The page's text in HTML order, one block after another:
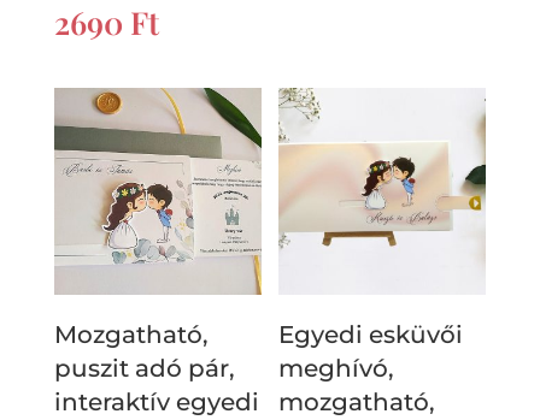
2690 Ft
Mozgatható,
puszit adó pár,
interaktív egyedi
Egyedi esküvői
meghívó,
mozgatható,